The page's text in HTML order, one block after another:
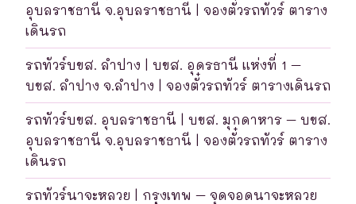
อุบลราชธานี จ.อุบลราชธานี | จองตั๋วรถทัวร์ ตาราง
เดินรถ
รถทัวร์บขส. ลำปาง | บขส. อุดรธานี แห่งที่ 1 –
บขส. ลำปาง จ.ลำปาง | จองตั๋วรถทัวร์ ตารางเดินรถ
รถทัวร์บขส. อุบลราชธานี | บขส. มุกดาหาร – บขส.
อุบลราชธานี จ.อุบลราชธานี | จองตั๋วรถทัวร์ ตาราง
เดินรถ
รถทัวร์นาจะหลวย | กรุงเทพ – จุดจอดนาจะหลวย